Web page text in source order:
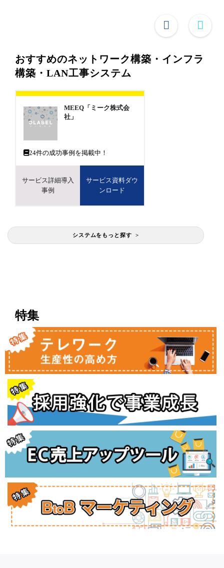
おすすめのネットワーク構築・インフラ
構築・LAN工事システム
MEEQ「ミーク株式会
社」
24件の成功事例を掲載中！
サービス詳細導入
事例
サービス資料ダウ
ンロード
システムをもっと探す >
特集